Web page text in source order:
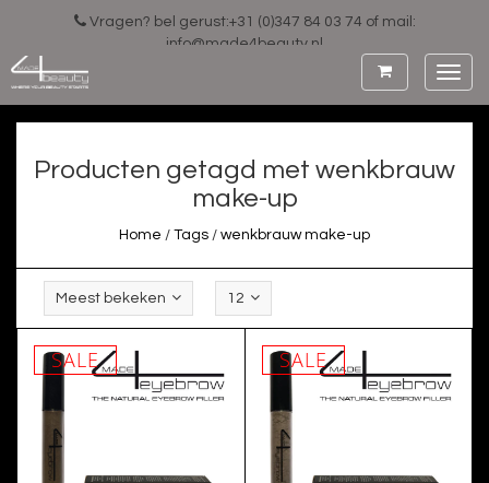
Vragen? bel gerust:+31 (0)347 84 03 74 of mail:
info@made4beauty.nl
Producten getagd met wenkbrauw
make-up
Home / Tags / wenkbrauw make-up
Meest bekeken 12
SALE SALE